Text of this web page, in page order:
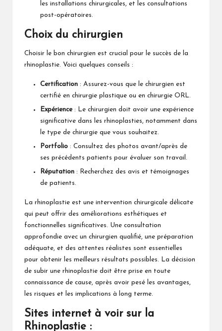
les installations chirurgicales, et les consultations
post-opératoires.
Choix du chirurgien
Choisir le bon chirurgien est crucial pour le succès de la
rhinoplastie. Voici quelques conseils :
Certification : Assurez-vous que le chirurgien est
certifié en chirurgie plastique ou en chirurgie ORL.
Expérience: Le chirurgien doit avoir une expérience
significative dans les rhinoplasties, notamment dans
le type de chirurgie que vous souhaitez.
Portfolio : Consultez des photos avant/après de
ses précédents patients pour évaluer son travail.
Réputation : Recherchez des avis et témoignages
de patients.
La rhinoplastie est une intervention chirurgicale délicate
qui peut offrir des améliorations esthétiques et
fonctionnelles significatives. Une consultation
approfondie avec un chirurgien qualifié, une préparation
adéquate, et des attentes réalistes sont essentielles
pour obtenir les meilleurs résultats possibles. La décision
de subir une rhinoplastie doit être prise en toute
connaissance de cause, après avoir pesé les avantages,
les risques et les implications à long terme.
Sites internet à voir sur la
Rhinoplastie :